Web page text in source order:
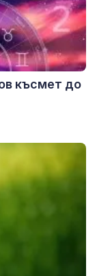
късмет до